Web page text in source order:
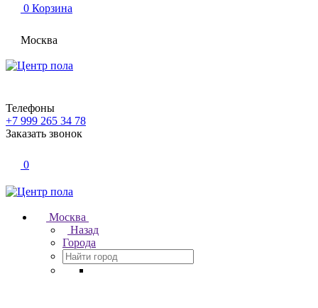
0 Корзина
Москва
Телефоны
+7 999 265 34 78
Заказать звонок
0
Москва
Назад
Города